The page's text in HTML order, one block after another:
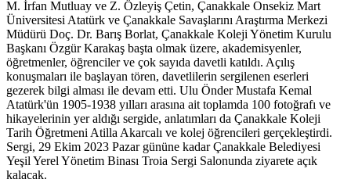
M. İrfan Mutluay ve Z. Özleyiş Çetin, Çanakkale Onsekiz Mart
Üniversitesi Atatürk ve Çanakkale Savaşlarını Araştırma Merkezi
Müdürü Doç. Dr. Barış Borlat, Çanakkale Koleji Yönetim Kurulu
Başkanı Özgür Karakaş başta olmak üzere, akademisyenler,
öğretmenler, öğrenciler ve çok sayıda davetli katıldı. Açılış
konuşmaları ile başlayan tören, davetlilerin sergilenen eserleri
gezerek bilgi alması ile devam etti. Ulu Önder Mustafa Kemal
Atatürk'ün 1905-1938 yılları arasına ait toplamda 100 fotoğrafı ve
hikayelerinin yer aldığı sergide, anlatımları da Çanakkale Koleji
Tarih Öğretmeni Atilla Akarcalı ve kolej öğrencileri gerçekleştirdi.
Sergi, 29 Ekim 2023 Pazar gününe kadar Çanakkale Belediyesi
Yeşil Yerel Yönetim Binası Troia Sergi Salonunda ziyarete açık
kalacak.